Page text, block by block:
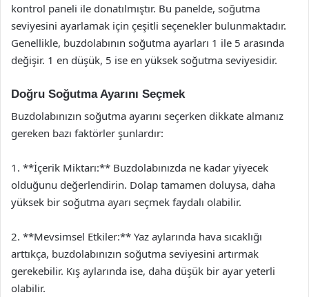
kontrol paneli ile donatılmıştır. Bu panelde, soğutma
seviyesini ayarlamak için çeşitli seçenekler bulunmaktadır.
Genellikle, buzdolabının soğutma ayarları 1 ile 5 arasında
değişir. 1 en düşük, 5 ise en yüksek soğutma seviyesidir.
Doğru Soğutma Ayarını Seçmek
Buzdolabınızın soğutma ayarını seçerken dikkate almanız
gereken bazı faktörler şunlardır:
1. **İçerik Miktarı:** Buzdolabınızda ne kadar yiyecek
olduğunu değerlendirin. Dolap tamamen doluysa, daha
yüksek bir soğutma ayarı seçmek faydalı olabilir.
2. **Mevsimsel Etkiler:** Yaz aylarında hava sıcaklığı
arttıkça, buzdolabınızın soğutma seviyesini artırmak
gerekebilir. Kış aylarında ise, daha düşük bir ayar yeterli
olabilir.